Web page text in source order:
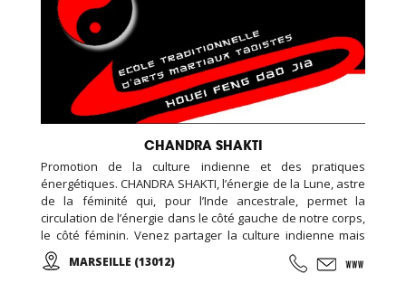
CHANDRA SHAKTI
Promotion de la culture indienne et des pratiques
énergétiques. CHANDRA SHAKTI, l’énergie de la Lune, astre
de la féminité qui, pour l’Inde ancestrale, permet la
circulation de l’énergie dans le côté gauche de notre corps,
le côté féminin. Venez partager la culture indienne mais
aussi toutes les pratiques énergétiques, notamment
taoïstes dans leur forme la plus traditionnelle possible.
MARSEILLE (13012)